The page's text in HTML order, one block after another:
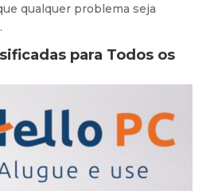
qualquer problema seja
para Todos os